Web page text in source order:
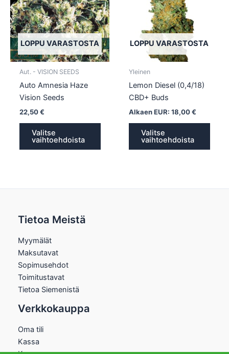
LOPPU VARASTOSTA
Aut. - VISION SEEDS
Auto Amnesia Haze
Vision Seeds
22,50€
Valitse
vaihtoehdoista
useampi
muunnelma.
Voit
tehdä
valinnat
LOPPU VARASTOSTA
Yleinen
Lemon Diesel (0,4/18)
CBD+ Buds
Alkaen EUR: 18,00€
Valitse
vaihtoehdoista
Tietoa Meistä
Myymälät
Maksutavat
Sopimusehdot
Toimitustavat
Tietoa Siemenistä
Verkkokauppa
Oma tili
Kassa